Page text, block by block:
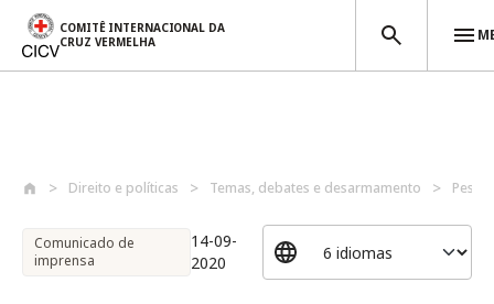
COMITÊ INTERNACIONAL DA
CRUZ VERMELHA
Direito e políticas Temas, debates e desarmamento
Comunicado de
imprensa
14-09-
2020